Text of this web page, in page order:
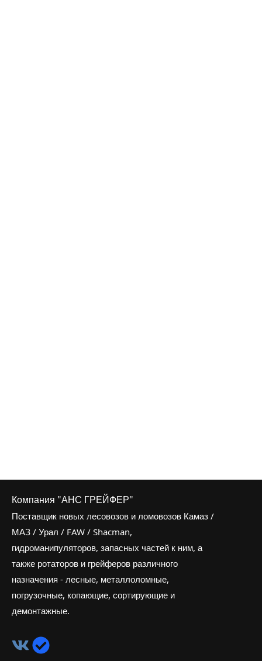
Компания "АНС ГРЕЙФЕР"
Поставщик новых лесовозов и ломовозов Камаз /
МАЗ / Урал / FAW / Shacman,
гидроманипуляторов, запасных частей к ним, а
также ротаторов и грейферов различного
назначения - лесные, металлоломные,
погрузочные, копающие, сортирующие и
демонтажные.